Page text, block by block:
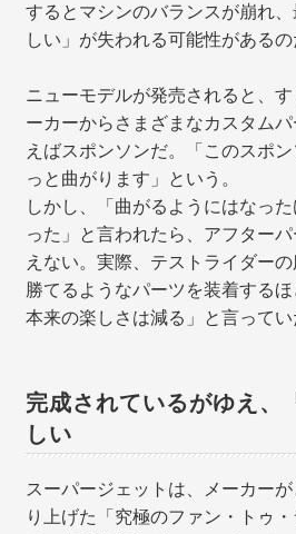
するとマシンのバランスが崩れ
しい」が失われる可能性があるの
ニューモデルが発売されると、
ーカーからさまざまなカスタム
えばスポンソンだ。「このスポ
っと曲がります」という。
しかし、「曲がるようにはなっ
った」と言われたら、アフター
えない。実際、テストライダー
勝てるようなパーツを装着する
本来の楽しさは減る」と言ってい
完成されているがゆえ、
しい
スーパージェットは、メーカー
り上げた「究極のファン・トゥ